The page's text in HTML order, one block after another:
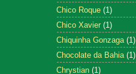
Chico Roque (1)
Chico Xavier (1)
Chiquinha Gonzaga (1)
Chocolate da Bahia (1)
Chrystian (1)